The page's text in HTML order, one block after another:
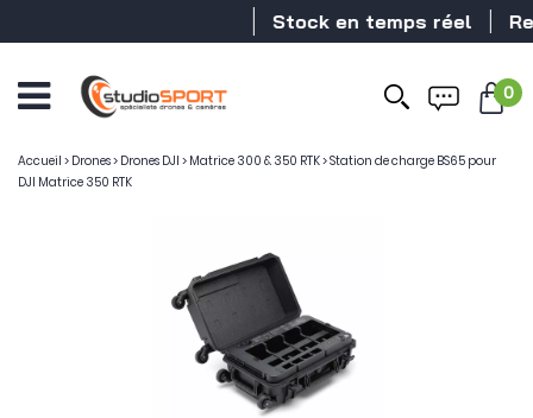
Stock en temps réel
0
Accueil > Drones> Drones DJI > Matrice 300 & 350 RTK>Station de charge BS65 pour
DJI Matrice 350 RTK